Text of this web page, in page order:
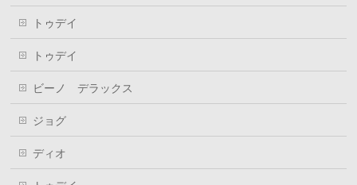
トゥデイ
トゥデイ
ビーノ デラックス
ジョグ
ディオ